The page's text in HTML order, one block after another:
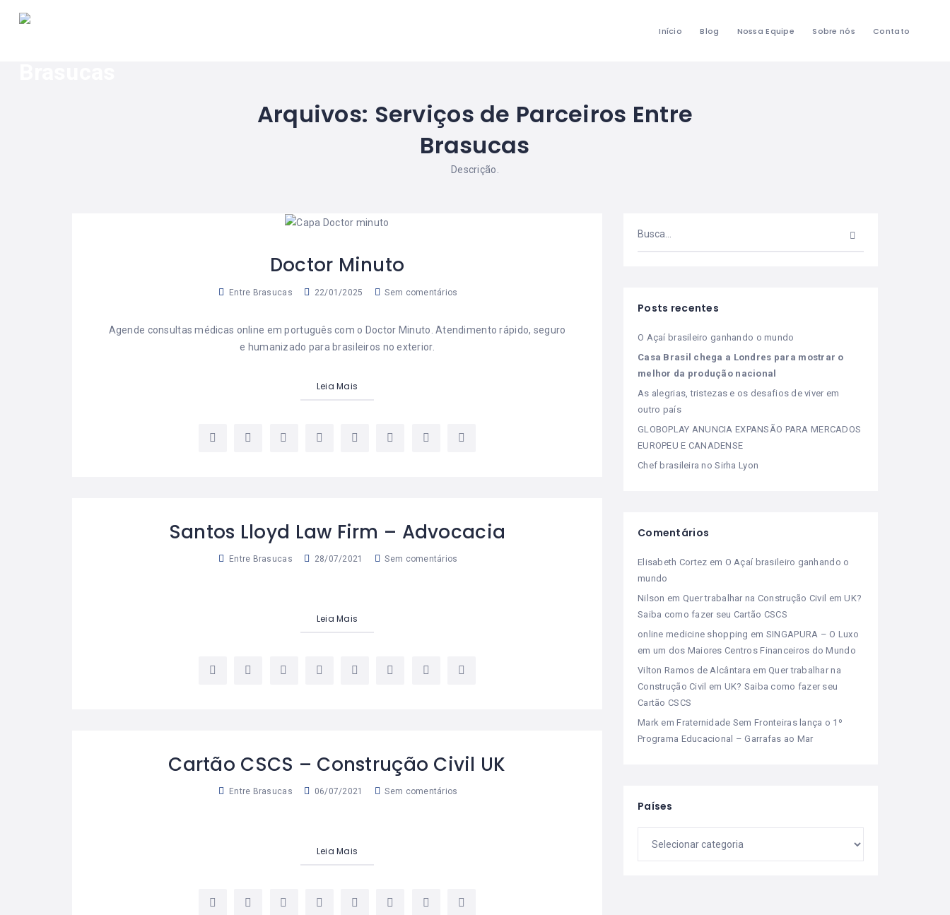
Início Blog Nossa Equipe Sobre nós Contato
INÍCIO
Arquivos: Serviços de Parceiros Entre
Brasucas
Descrição.
Doctor Minuto
Entre Brasucas 22/01/2025 Sem comentários
Agende consultas médicas online em português com o Doctor Minuto. Atendimento rápido, seguro
e humanizado para brasileiros no exterior.
Leia Mais
Santos Lloyd Law Firm – Advocacia
Entre Brasucas 28/07/2021 Sem comentários
Leia Mais
Cartão CSCS – Construção Civil UK
Entre Brasucas 06/07/2021 Sem comentários
Leia Mais
Posts recentes
O Açaí brasileiro ganhando o mundo
Casa Brasil chega a Londres para mostrar o
melhor da produção nacional
As alegrias, tristezas e os desafios de viver em
outro país
GLOBOPLAY ANUNCIA EXPANSÃO PARA MERCADOS
EUROPEU E CANADENSE
Chef brasileira no Sirha Lyon
Comentários
Elisabeth Cortez em O Açaí brasileiro ganhando o
mundo
Nilson em Quer trabalhar na Construção Civil em UK?
Saiba como fazer seu Cartão CSCS
online medicine shopping em SINGAPURA – O Luxo
em um dos Maiores Centros Financeiros do Mundo
Vilton Ramos de Alcântara emQuer trabalhar na
Construção Civil em UK? Saiba como fazer seu
Cartão CSCS
Mark emFraternidade Sem Fronteiras lança o 1º
Programa Educacional – Garrafas ao Mar
Países